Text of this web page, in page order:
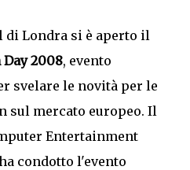
di Londra si è aperto il
2008, evento
svelare le novità per le
sul mercato europeo. Il
Entertainment
condotto l'evento